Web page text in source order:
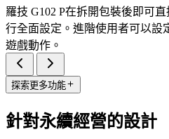
羅技 G102 P在拆開包裝後即可
行全面設定。進階使用者可以設
遊戲動作。
探索更多功能
針對永續經營的設計